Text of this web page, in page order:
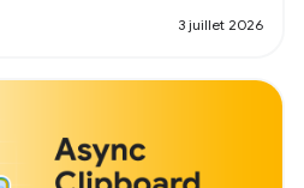
3 juillet 2026